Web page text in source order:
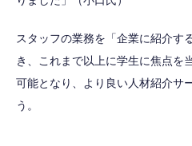
スタッフの業務を「企業に紹介す
き、これまで以上に学生に焦点を
可能となり、より良い人材紹介サ
う。